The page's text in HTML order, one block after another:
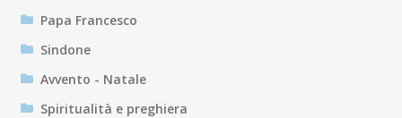
Papa Francesco
Sindone
Avvento - Natale
Spiritualità e preghiera